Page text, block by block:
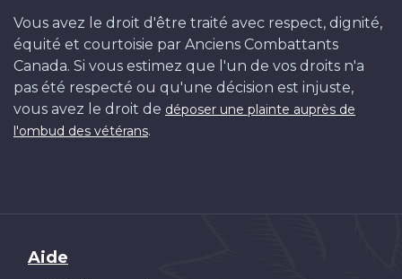
Vous avez le droit d'être traité avec respect, dignité,
équité et courtoisie par Anciens Combattants
Canada. Si vous estimez que l'un de vos droits n'a
pas été respecté ou qu'une décision est injuste,
vous avez le droit de déposer une plainte auprès de
l'ombud des vétérans.
Brand
Aide